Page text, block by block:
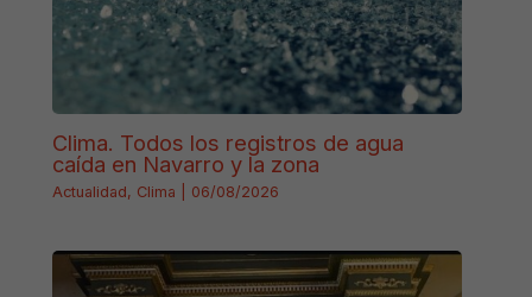
Clima. Todos los registros de agua
caída en Navarro y la zona
Actualidad, Clima 06/08/2026